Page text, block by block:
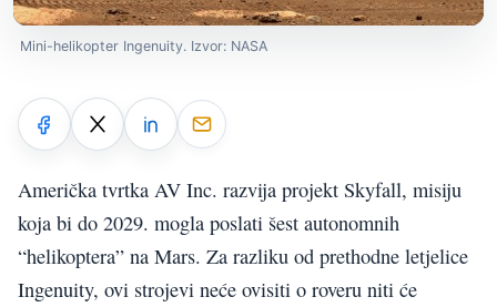
Mini-helikopter Ingenuity. Izvor: NASA
Američka tvrtka AV Inc. razvija projekt Skyfall, misiju
koja bi do 2029. mogla poslati šest autonomnih
“helikoptera” na Mars. Za razliku od prethodne letjelice
Ingenuity, ovi strojevi neće ovisiti o roveru niti će